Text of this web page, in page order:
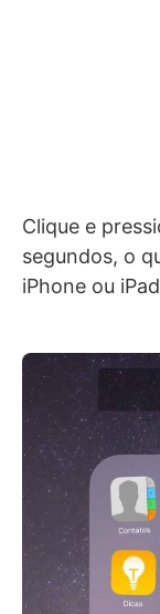
Clique e
segundos, o
iPhone ou